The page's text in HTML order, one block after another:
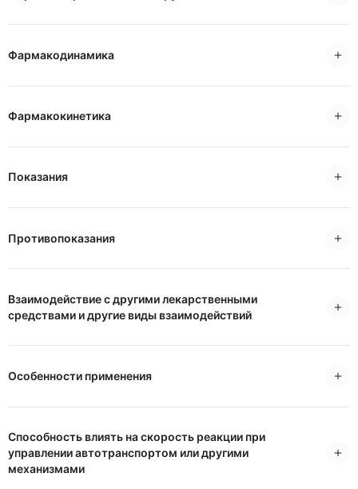
Фармакодинамика
Фармакокинетика
Показания
Противопоказания
Взаимодействие с другими лекарственными
средствами и другие виды взаимодействий
Особенности применения
Способность влиять на скорость реакции при
управлении автотранспортом или другими
механизмами